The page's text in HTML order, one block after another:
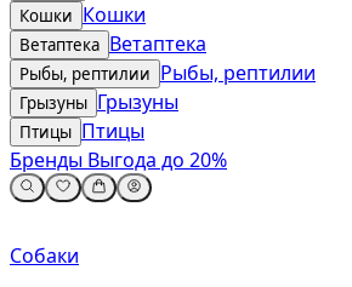
Кошки Кошки
Ветаптека Ветаптека
Рыбы, рептилии Рыбы, рептилии
Грызуны Грызуны
Птицы Птицы
Бренды Выгода до 20%
Собаки